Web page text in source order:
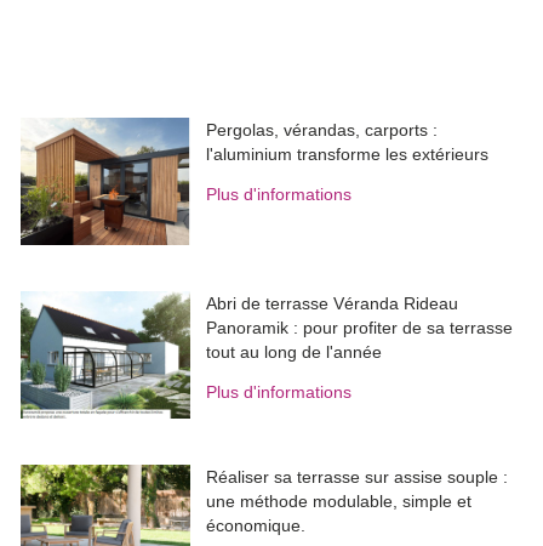
Pergolas, vérandas, carports :
l'aluminium transforme les extérieurs
Plus d'informations
Abri de terrasse Véranda Rideau
Panoramik : pour profiter de sa terrasse
tout au long de l'année
Plus d'informations
Réaliser sa terrasse sur assise souple :
une méthode modulable, simple et
économique.